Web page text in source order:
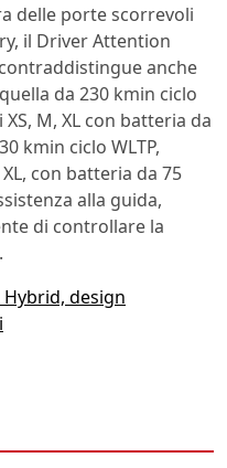
delle porte scorrevoli
il Driver Attention
contraddistingue anche
quella da 230 kmin ciclo
M, XL con batteria da
kmin ciclo WLTP,
con batteria da 75
alla guida,
di controllare la
design